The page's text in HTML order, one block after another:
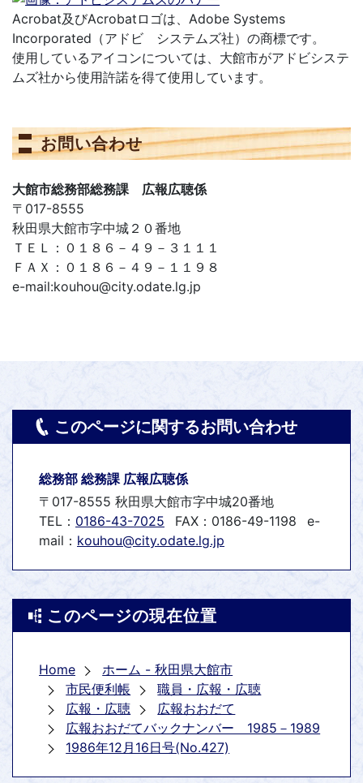
Acrobat及びAcrobatロゴは、Adobe Systems
Incorporated（アドビ システムズ社）の商標です。
使用しているアイコンについては、大館市がアドビシステ
ムズ社から使用許諾を得て使用しています。
お問い合わせ
大館市総務部総務課 広報広聴係
〒017-8555
秋田県大館市字中城２０番地
ＴＥＬ：０１８６－４９－３１１１
ＦＡＸ：０１８６－４９－１１９８
e-mail:kouhou@city.odate.lg.jp
このページに関するお問い合わせ
総務部 総務課 広報広聴係
〒017-8555 秋田県大館市字中城20番地
TEL： 0186-43-7025 FAX：0186-49-1198
e-
mail： kouhou@city.odate.lg.jp
このページの現在位置
Home
ホーム - 秋田県大館市
市民便利帳
職員・広報・広聴
広報・広聴
広報おおだて
広報おおだてバックナンバー 1985－1989
1986年12月16日号(No.427)